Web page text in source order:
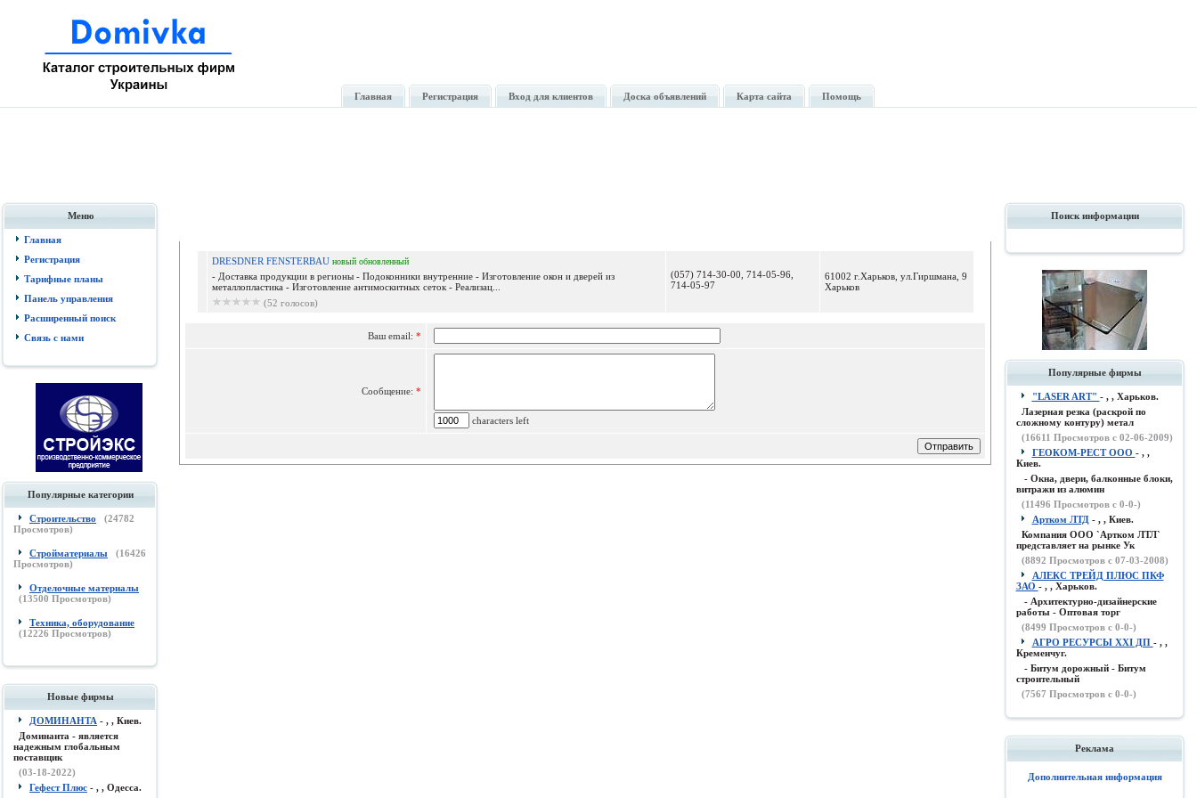
Главная Регистрация Вход для клиентов Доска объявлений Карта сайта Помощь
Меню
Главная
Регистрация
Тарифные планы
Панель управления
Расширенный поиск
Связь с нами
Популярные категории
Строительство (24782
Просмотров)
Стройматериалы (16426
Просмотров)
Отделочные материалы
(13500 Просмотров)
Техника, оборудование
(12226 Просмотров)
Новые фирмы
ДОМИНАНТА - , , Киев.
Доминанта - является
надежным глобальным
поставщик
(03-18-2022)
Гефест Плюс - , , Одесса.
DRESDNER FENSTERBAU новый обновленный
- Доставка продукции в регионы - Подоконники внутренние - Изготовление окон и дверей из
металлопластика - Изготовление антимоскитных сеток - Реализац...
(52 голосов)
(057) 714-30-00, 714-05-96,
714-05-97
61002 г.Харьков, ул.Гиршмана, 9
Харьков
Ваш email: *
Сообщение: *
characters left
Поиск информации
Популярные фирмы
"LASER ART" - , , Харьков.
Лазерная резка (раскрой по
сложному контуру) метал
(16611 Просмотров с 02-06-2009)
ГЕОКОМ-РЕСТ ООО - , ,
Киев.
- Окна, двери, балконные блоки,
витражи из алюмин
(11496 Просмотров с 0-0-)
Артком ЛТД- , , Киев.
Компания ООО `Артком ЛТЛ`
представляет на рынке Ук
(8892 Просмотров с 07-03-2008)
АЛЕКС ТРЕЙД ПЛЮС ПКФ
ЗАО - , , Харьков.
- Архитектурно-дизайнерские
работы - Оптовая торг
(8499 Просмотров с 0-0-)
АГРО РЕСУРСЫ XXI ДП - , ,
Кременчуг.
- Битум дорожный - Битум
строительный
(7567 Просмотров с 0-0-)
Реклама
Дополнительная информация